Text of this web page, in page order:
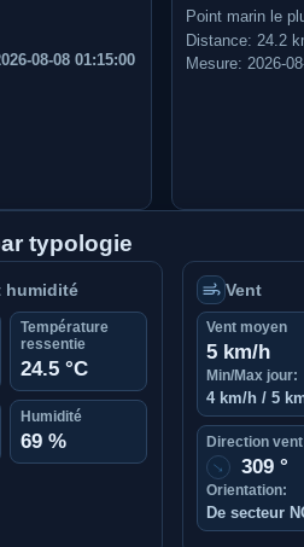
08-08 01:15:00
Point marin le
Distance: 24.2
Mesure: 2026-
typologie
humidité
Température
ressentie
24.5 °C
Humidité
69 %
Vent
Vent moyen
5 km/h
Min/Max jour:
4 km/h / 5
Direction vent
↑ 309 °
Orientation:
De secteur